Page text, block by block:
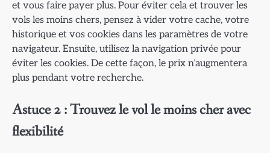
et vous faire payer plus. Pour éviter cela et trouver les
vols les moins chers, pensez à vider votre cache, votre
historique et vos cookies dans les paramètres de votre
navigateur. Ensuite, utilisez la navigation privée pour
éviter les cookies. De cette façon, le prix n’augmentera
plus pendant votre recherche.
Astuce 2 : Trouvez le vol le moins cher avec
flexibilité